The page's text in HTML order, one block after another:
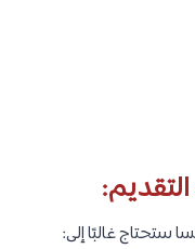
ستحتاج غالبًا إلى: